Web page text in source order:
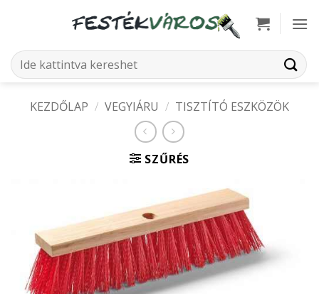
Keresés
a
KEZDŐLAP / VEGYIÁRU / TISZTÍTÓ ESZKÖZÖK
SZŰRÉS